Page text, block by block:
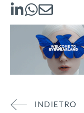
INDIETRO